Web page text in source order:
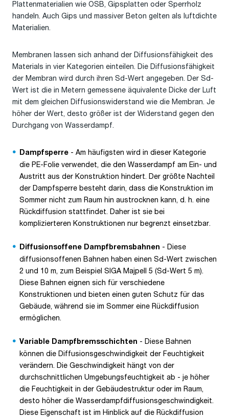
Plattenmaterialien wie OSB, Gipsplatten oder Sperrholz
handeln. Auch Gips und massiver Beton gelten als luftdichte
Materialien.
Membranen lassen sich anhand der Diffusionsfähigkeit des
Materials in vier Kategorien einteilen. Die Diffusionsfähigkeit
der Membran wird durch ihren Sd-Wert angegeben. Der Sd-
Wert ist die in Metern gemessene äquivalente Dicke der Luft
mit dem gleichen Diffusionswiderstand wie die Membran. Je
höher der Wert, desto größer ist der Widerstand gegen den
Durchgang von Wasserdampf.
Dampfsperre - Am häufigsten wird in dieser Kategorie
die PE-Folie verwendet, die den Wasserdampf am Ein- und
Austritt aus der Konstruktion hindert. Der größte Nachteil
der Dampfsperre besteht darin, dass die Konstruktion im
Sommer nicht zum Raum hin austrocknen kann, d. h. eine
Rückdiffusion stattfindet. Daher ist sie bei
komplizierteren Konstruktionen nur begrenzt einsetzbar.
Diffusionsoffene Dampfbremsbahnen - Diese
diffusionsoffenen Bahnen haben einen Sd-Wert zwischen
2 und 10 m, zum Beispiel SIGA Majpell 5 (Sd-Wert 5 m).
Diese Bahnen eignen sich für verschiedene
Konstruktionen und bieten einen guten Schutz für das
Gebäude, während sie im Sommer eine Rückdiffusion
ermöglichen.
Variable Dampfbremsschichten - Diese Bahnen
können die Diffusionsgeschwindigkeit der Feuchtigkeit
verändern. Die Geschwindigkeit hängt von der
durchschnittlichen Umgebungsfeuchtigkeit ab - je höher
die Feuchtigkeit in der Gebäudestruktur oder im Raum,
desto höher die Wasserdampfdiffusionsgeschwindigkeit.
Diese Eigenschaft ist im Hinblick auf die Rückdiffusion